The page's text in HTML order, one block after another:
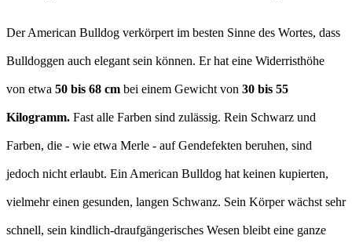
Der American Bulldog verkörpert im besten Sinne des Wortes, dass
Bulldoggen auch elegant sein können. Er hat eine Widerristhöhe
von etwa 50 bis 68 cm bei einem Gewicht von 30 bis 55
Kilogramm. Fast alle Farben sind zulässig. Rein Schwarz und
Farben, die - wie etwa Merle - auf Gendefekten beruhen, sind
jedoch nicht erlaubt. Ein American Bulldog hat keinen kupierten,
vielmehr einen gesunden, langen Schwanz. Sein Körper wächst sehr
schnell, sein kindlich-draufgängerisches Wesen bleibt eine ganze